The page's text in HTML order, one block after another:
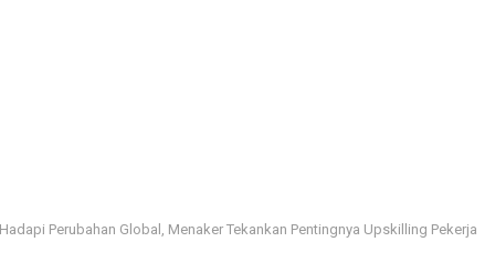
Hadapi Perubahan Global, Menaker Tekankan Pentingnya Upskilling Pekerja